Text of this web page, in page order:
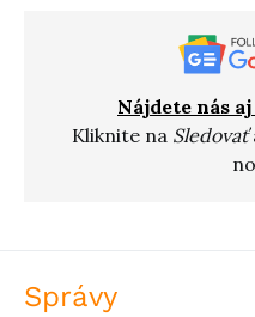
Nájdete nás
Kliknite na Sledovať
Správy